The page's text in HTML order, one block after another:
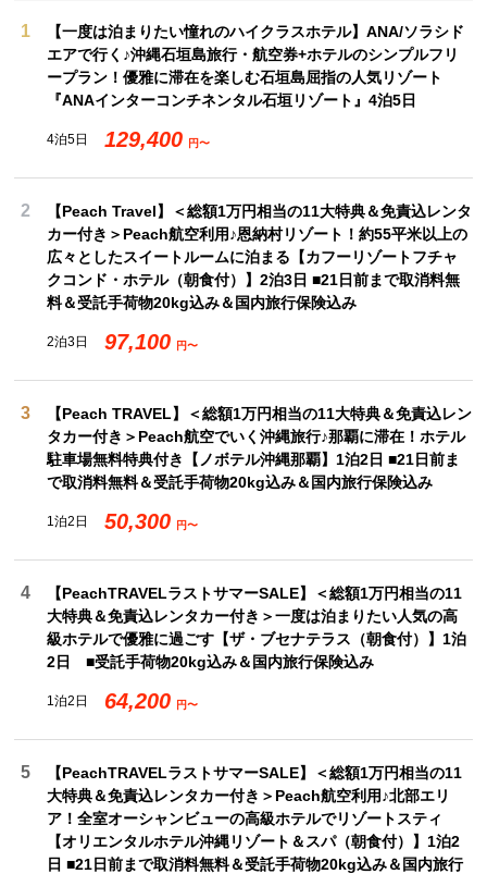
1
【一度は泊まりたい憧れのハイクラスホテル】ANA/ソラシド
エアで行く♪沖縄石垣島旅行・航空券+ホテルのシンプルフリ
ープラン！優雅に滞在を楽しむ石垣島屈指の人気リゾート
『ANAインターコンチネンタル石垣リゾート』4泊5日
4泊5日 129,400 円〜
2
【Peach Travel】＜総額1万円相当の11大特典＆免責込レンタ
カー付き＞Peach航空利用♪恩納村リゾート！約55平米以上の
広々としたスイートルームに泊まる【カフーリゾートフチャ
クコンド・ホテル（朝食付）】2泊3日 ■21日前まで取消料無
料＆受託手荷物20kg込み＆国内旅行保険込み
2泊3日 97,100 円〜
3
【Peach TRAVEL】＜総額1万円相当の11大特典＆免責込レン
タカー付き＞Peach航空でいく沖縄旅行♪那覇に滞在！ホテル
駐車場無料特典付き【ノボテル沖縄那覇】1泊2日 ■21日前ま
で取消料無料＆受託手荷物20kg込み＆国内旅行保険込み
1泊2日 50,300 円〜
4
【PeachTRAVELラストサマーSALE】＜総額1万円相当の11
大特典＆免責込レンタカー付き＞一度は泊まりたい人気の高
級ホテルで優雅に過ごす【ザ・ブセナテラス（朝食付）】1泊
2日 ■受託手荷物20kg込み＆国内旅行保険込み
1泊2日 64,200 円〜
5
【PeachTRAVELラストサマーSALE】＜総額1万円相当の11
大特典＆免責込レンタカー付き＞Peach航空利用♪北部エリ
ア！全室オーシャンビューの高級ホテルでリゾートスティ
【オリエンタルホテル沖縄リゾート＆スパ（朝食付）】1泊2
日 ■21日前まで取消料無料＆受託手荷物20kg込み＆国内旅行